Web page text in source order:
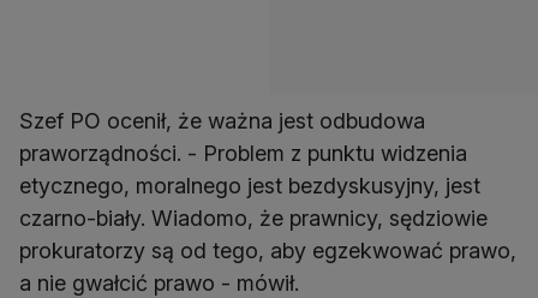
Szef PO ocenił, że ważna jest odbudowa
praworządności. - Problem z punktu widzenia
etycznego, moralnego jest bezdyskusyjny, jest
czarno-biały. Wiadomo, że prawnicy, sędziowie
prokuratorzy są od tego, aby egzekwować prawo,
a nie gwałcić prawo - mówił.